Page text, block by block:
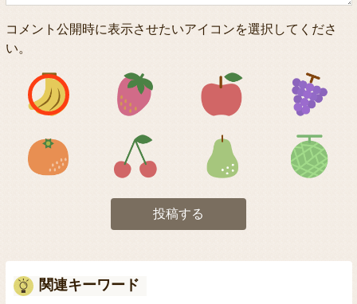
コメント公開時に表示させたいアイコンを選択してくださ
い。
アイコン1 アイコン2 アイコン3
アイコン5 アイコン6 アイコン7
投稿する
関連キーワード